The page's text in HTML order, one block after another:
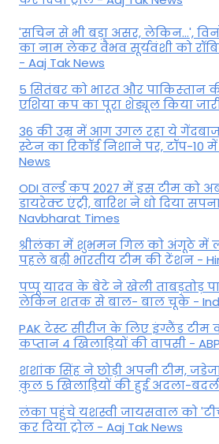
'सचिन से भी बड़ा असर, लेकिन...',
का नाम लेकर वैभव सूर्यवंशी को
- Aaj Tak News
5 सितंबर को भारत और पाकिस्‍तान
एशिया कप का पूरा शेड्यूल किया
36 की उम्र में आग उगल रहा ये
स्टेन का रिकॉर्ड निशाने पर, टॉप-10
News
ODI वर्ल्ड कप 2027 में इस टीम को
डायरेक्ट एंट्री, बारिश ने धो दिया
Navbharat Times
श्रीलंका में शुभमन गिल को अंगूठे में
पहले बढ़ी भारतीय टीम की टेंशन -
पप्पू यादव के बेटे ने खेली ताबड़तोड़
लेकिन शतक से बाल- बाल चूके -
PAK टेस्ट सीरीज के लिए इंग्लैंड टीम
कप्तान 4 खिलाड़ियों की वापसी -
शशांक सिंह ने छोड़ी अपनी टीम,
कुल 5 खिलाड़ियों की हुई अदला-
लंका पहुंचे यशस्वी जायसवाल को
कर द‍िया ट्रोल - Aaj Tak News